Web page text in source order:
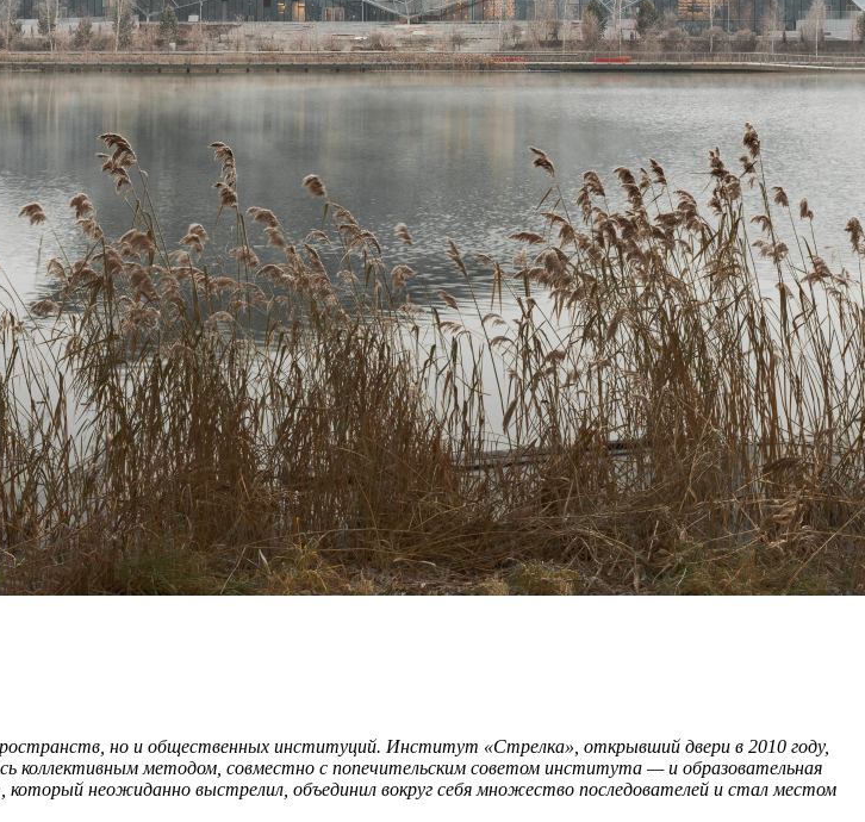
но и общественных институций. Институт «Стрелка», открывший двери в 2010 году,
коллективным методом, совместно с попечительским советом института — и образовательная
неожиданно выстрелил, объединил вокруг себя множество последователей и стал местом